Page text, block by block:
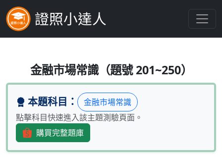
證照小達人
股票型基金經理人作挑選證券
金融市場常識（題號 201~250）
本題科目：
金融市場常識
點擊科目快速進入該主題測驗頁面。
購買完整題庫